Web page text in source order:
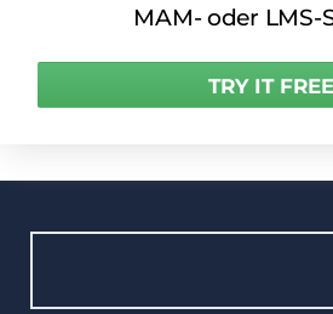
MAM- oder LMS-
TRY IT FREE